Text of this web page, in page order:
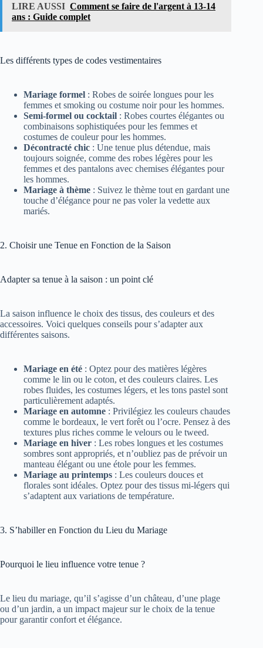
LIRE AUSSI Comment se faire de l'argent à 13-14
ans : Guide complet
Les différents types de codes vestimentaires
Mariage formel : Robes de soirée longues pour les
femmes et smoking ou costume noir pour les hommes.
Semi-formel ou cocktail : Robes courtes élégantes ou
combinaisons sophistiquées pour les femmes et
costumes de couleur pour les hommes.
Décontracté chic : Une tenue plus détendue, mais
toujours soignée, comme des robes légères pour les
femmes et des pantalons avec chemises élégantes pour
les hommes.
Mariage à thème : Suivez le thème tout en gardant une
touche d’élégance pour ne pas voler la vedette aux
mariés.
2. Choisir une Tenue en Fonction de la Saison
Adapter sa tenue à la saison : un point clé
La saison influence le choix des tissus, des couleurs et des
accessoires. Voici quelques conseils pour s’adapter aux
différentes saisons.
Mariage en été : Optez pour des matières légères
comme le lin ou le coton, et des couleurs claires. Les
robes fluides, les costumes légers, et les tons pastel sont
particulièrement adaptés.
Mariage en automne : Privilégiez les couleurs chaudes
comme le bordeaux, le vert forêt ou l’ocre. Pensez à des
textures plus riches comme le velours ou le tweed.
Mariage en hiver : Les robes longues et les costumes
sombres sont appropriés, et n’oubliez pas de prévoir un
manteau élégant ou une étole pour les femmes.
Mariage au printemps : Les couleurs douces et
florales sont idéales. Optez pour des tissus mi-légers qui
s’adaptent aux variations de température.
3. S’habiller en Fonction du Lieu du Mariage
Pourquoi le lieu influence votre tenue ?
Le lieu du mariage, qu’il s’agisse d’un château, d’une plage
ou d’un jardin, a un impact majeur sur le choix de la tenue
pour garantir confort et élégance.